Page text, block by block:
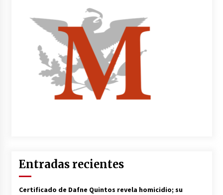
Entradas recientes
Certificado de Dafne Quintos revela homicidio; su